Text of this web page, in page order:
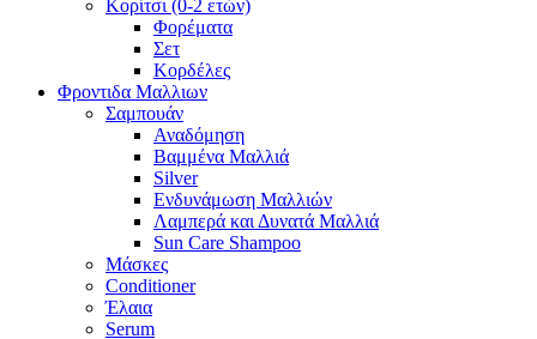
Κορίτσι (0-2 ετών)
Φορέματα
Σετ
Κορδέλες
Φροντιδα Μαλλιων
Σαμπουάν
Αναδόμηση
Βαμμένα Μαλλιά
Silver
Ενδυνάμωση Μαλλιών
Λαμπερά και Δυνατά Μαλλιά
Sun Care Shampoo
Μάσκες
Conditioner
Έλαια
Serum